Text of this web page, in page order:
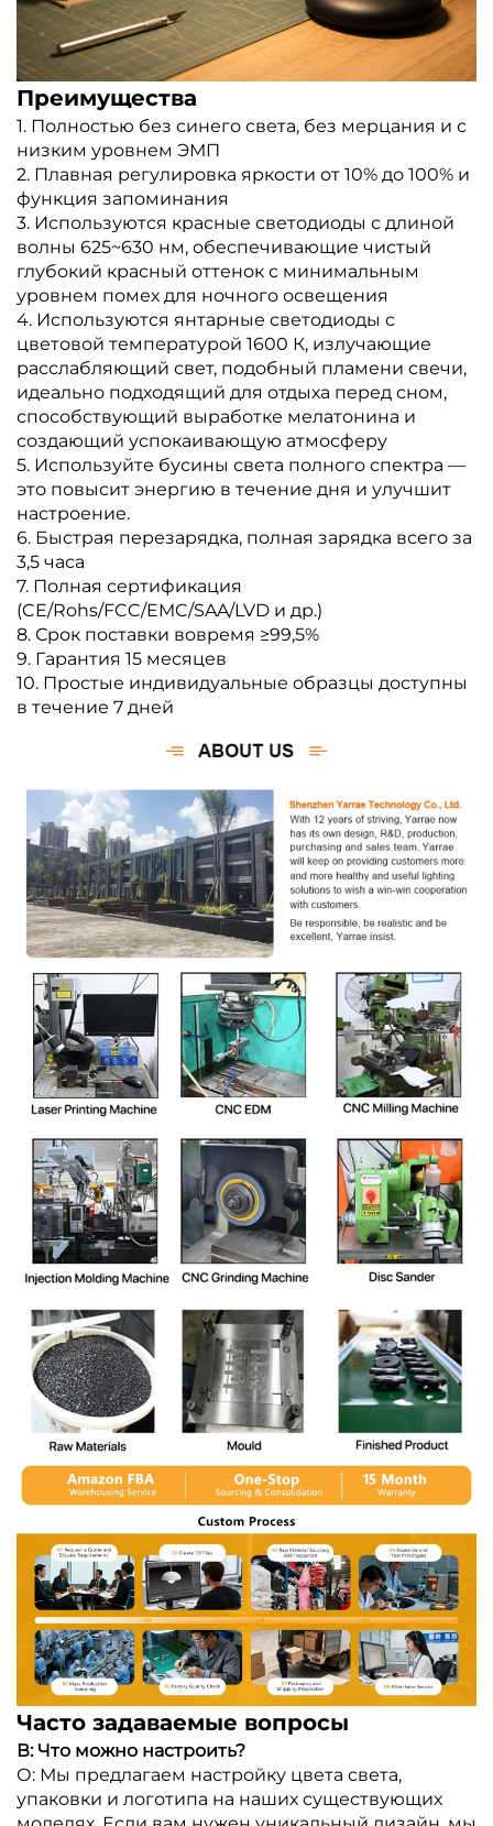
Преимущества
1. Полностью без синего света, без мерцания и с
низким уровнем ЭМП
2. Плавная регулировка яркости от 10% до 100% и
функция запоминания
3. Используются красные светодиоды с длиной
волны 625~630 нм, обеспечивающие чистый
глубокий красный оттенок с минимальным
уровнем помех для ночного освещения
4. Используются янтарные светодиоды с
цветовой температурой 1600 К, излучающие
расслабляющий свет, подобный пламени свечи,
идеально подходящий для отдыха перед сном,
способствующий выработке мелатонина и
создающий успокаивающую атмосферу
5. Используйте бусины света полного спектра —
это повысит энергию в течение дня и улучшит
настроение.
6. Быстрая перезарядка, полная зарядка всего за
3,5 часа
7. Полная сертификация
(CE/Rohs/FCC/EMC/SAA/LVD и др.)
8. Срок поставки вовремя ≥99,5%
9. Гарантия 15 месяцев
10. Простые индивидуальные образцы доступны
в течение 7 дней
Часто задаваемые вопросы
В: Что можно настроить?
О: Мы предлагаем настройку цвета света,
упаковки и логотипа на наших существующих